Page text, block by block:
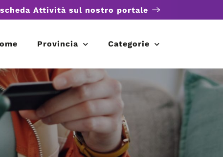
Attività sul nostro portale
Provincia Categorie